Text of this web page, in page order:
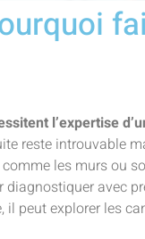
l’expertise
reste introuvable
les murs ou
avec
il peut explorer les